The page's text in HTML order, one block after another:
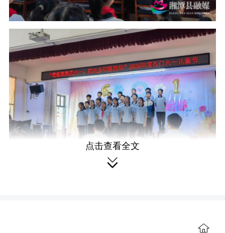
序幕。学校校长首先发表节日致辞，向
点击查看全文
